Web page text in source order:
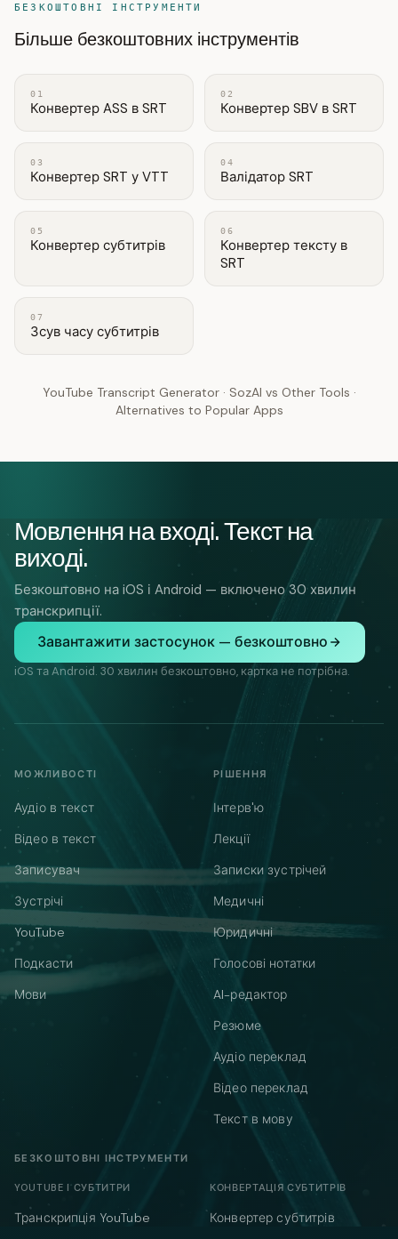
БЕЗКОШТОВНІ ІНСТРУМЕНТИ
Більше безкоштовних інструментів
01
Конвертер ASS в SRT
02
Конвертер SBV в SRT
03
Конвертер SRT у VTT
04
Валідатор SRT
05
Конвертер субтитрів
06
Конвертер тексту в
SRT
07
Зсув часу субтитрів
YouTube Transcript Generator· SozAI vs Other Tools ·
Alternatives to Popular Apps
Мовлення на вході. Текст на
виході.
Безкоштовно на iOS і Android — включено 30 хвилин
транскрипції.
Завантажити застосунок — безкоштовно
iOS та Android. 30 хвилин безкоштовно, картка не потрібна.
МОЖЛИВОСТІ
Аудіо в текст
Відео в текст
Записувач
Зустрічі
YouTube
Подкасти
Мови
РІШЕННЯ
Інтерв'ю
Лекції
Записки зустрічей
Медичні
Юридичні
Голосові нотатки
AI-редактор
Резюме
Аудіо переклад
Відео переклад
Текст в мову
БЕЗКОШТОВНІ ІНСТРУМЕНТИ
YOUTUBE І СУБТИТРИ
Транскрипція YouTube
КОНВЕРТАЦІЯ СУБТИТРІВ
Конвертер субтитрів